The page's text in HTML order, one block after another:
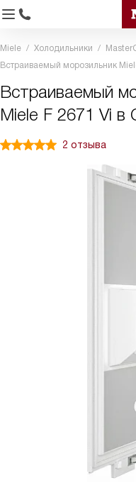
Miele Холодильники
Встраиваемый морозильник
Встраиваемый
Miele F 2671 Vi в
2 отзыва